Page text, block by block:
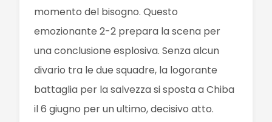
momento del bisogno. Questo
emozionante 2-2 prepara la scena per
una conclusione esplosiva. Senza alcun
divario tra le due squadre, la logorante
battaglia per la salvezza si sposta a Chiba
il 6 giugno per un ultimo, decisivo atto.